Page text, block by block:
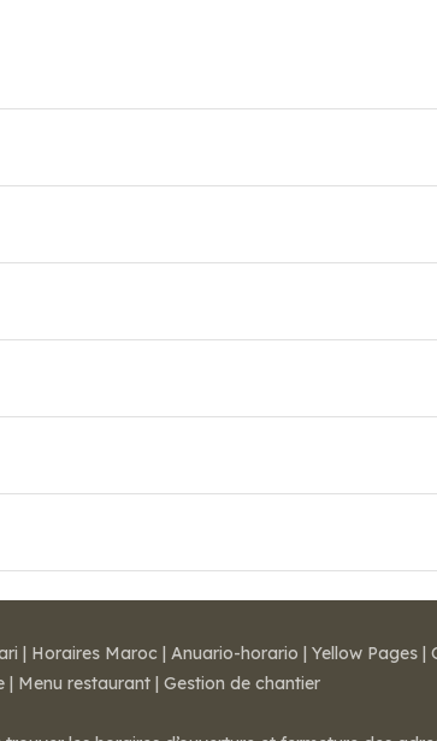
| Horaires Maroc | Anuario-horario | Yellow Pages |
| Menu restaurant | Gestion de chantier